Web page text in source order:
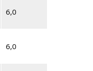
6,0
6,0